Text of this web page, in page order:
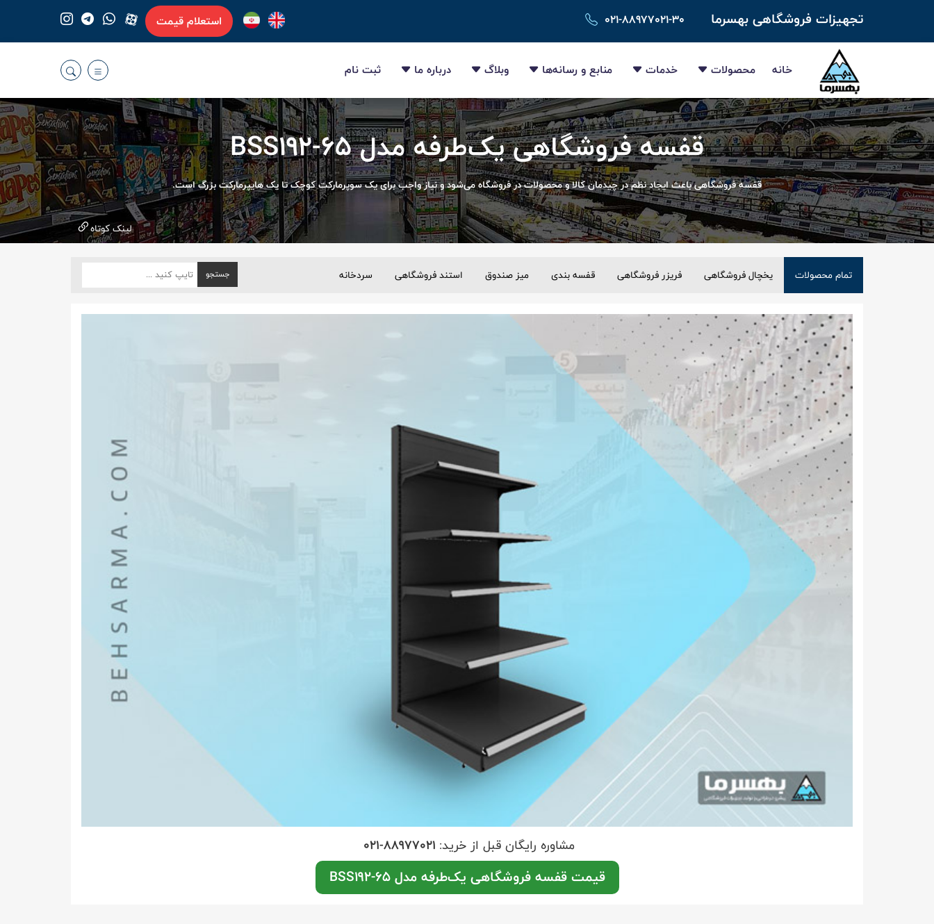
تجهیزات فروشگاهی بهسرما ۰۲۱-۸۸۹۷۷۰۲۱-۳۰ استعلام قیمت
خانه محصولات خدمات منابع و رسانه‌ها وبلاگ درباره ما ثبت نام
قفسه فروشگاهی یک‌طرفه مدل BSS192-65
قفسه فروشگاهی باعث ایجاد نظم در چیدمان کالا و محصولات در فروشگاه می‌شود و نیاز واجب برای یک سوپرمارکت کوچک تا یک هایپرمارکت بزرگ است.
لینک کوتاه
تمام محصولات یخچال فروشگاهی فریزر فروشگاهی قفسه بندی میز صندوق استند فروشگاهی سردخانه
مشاوره رایگان قبل از خرید: 021-88977021
قیمت قفسه فروشگاهی یک‌طرفه مدل BSS192-65